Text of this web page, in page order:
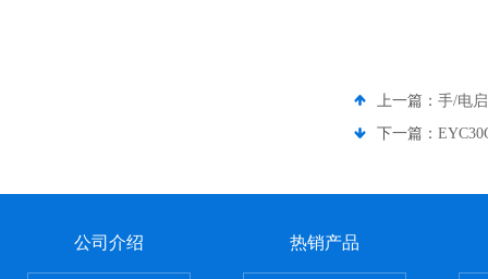
上一篇： 手/电
下一篇：
公司介绍 热销产品